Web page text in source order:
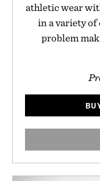
athletic wear
in a variety of
problem